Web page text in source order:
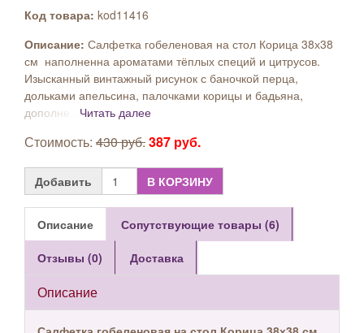
Код товара: kod11416
Описание: Салфетка гобеленовая на стол Корица 38х38
см наполненна ароматами тёплых специй и цитрусов.
Изысканный винтажный рисунок с баночкой перца,
дольками апельсина, палочками корицы и бадьяна,
дополне... Читать далее
Стоимость: 430 руб.387 руб.
Добавить В КОРЗИНУ
Описание Сопутствующие товары (6)
Отзывы (0) Доставка
Описание